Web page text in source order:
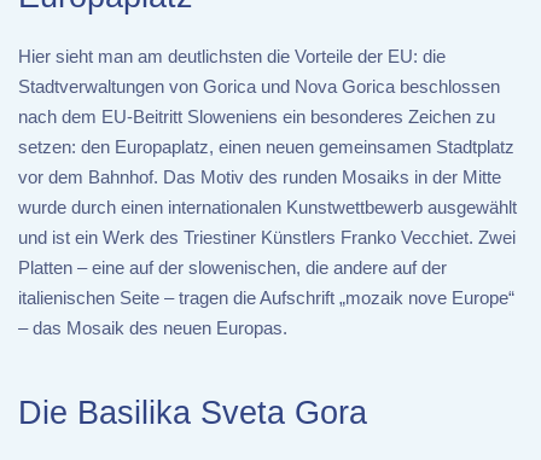
Hier sieht man am deutlichsten die Vorteile der EU: die
Stadtverwaltungen von Gorica und Nova Gorica beschlossen
nach dem EU-Beitritt Sloweniens ein besonderes Zeichen zu
setzen: den Europaplatz, einen neuen gemeinsamen Stadtplatz
vor dem Bahnhof. Das Motiv des runden Mosaiks in der Mitte
wurde durch einen internationalen Kunstwettbewerb ausgewählt
und ist ein Werk des Triestiner Künstlers Franko Vecchiet. Zwei
Platten – eine auf der slowenischen, die andere auf der
italienischen Seite – tragen die Aufschrift „mozaik nove Europe“
– das Mosaik des neuen Europas.
Die Basilika Sveta Gora